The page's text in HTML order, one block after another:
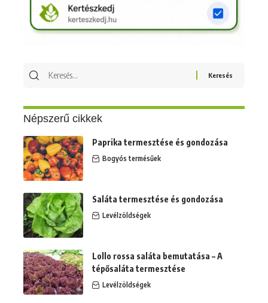
Keresés
Népszerű cikkek
Paprika termesztése és gondozása
Bogyós termésűek
Saláta termesztése és gondozása
Levélzöldségek
Lollo rossa saláta bemutatása – A
tépősaláta termesztése
Levélzöldségek